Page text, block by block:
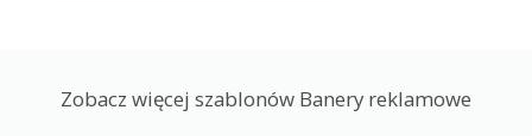
Zobacz więcej szablonów Banery reklamowe